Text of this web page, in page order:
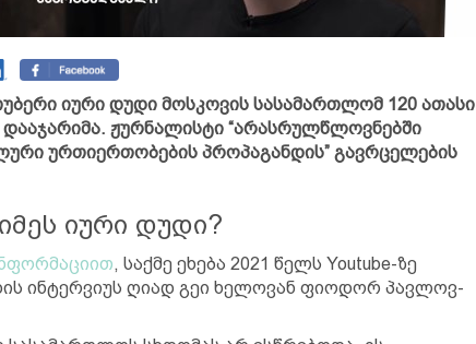
იური დუდი მოსკოვის სასამართლომ 120 ათასი
ჟურნალისტი “არასრულწლოვნებში
ურთიერთობების პროპაგანდის” გავრცელების
იური დუდი?
, საქმე ეხება 2021 წელს Youtube-ზე
ინტერვიუს ღიად გეი ხელოვან ფიოდორ პავლოვ-